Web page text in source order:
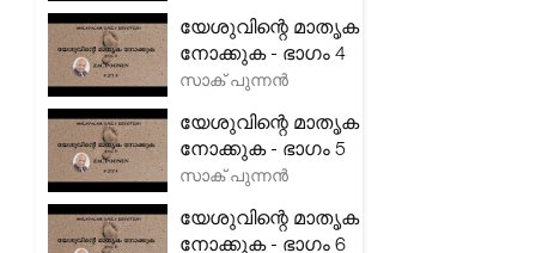
യേശുവിന്റെ മാതൃക
നോക്കുക - ഭാഗം 4
സാക് പുന്നൻ
യേശുവിന്റെ മാതൃക
നോക്കുക - ഭാഗം 5
സാക് പുന്നൻ
യേശുവിന്റെ മാതൃക
നോക്കുക - ഭാഗം 6